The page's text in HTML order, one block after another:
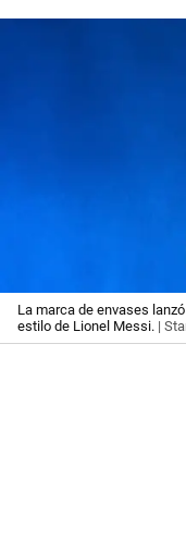
La marca de envases
estilo de Lionel Messi. |